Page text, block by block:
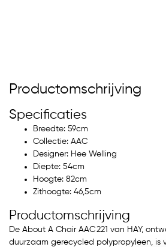
Productomschrijving
Specificaties
Breedte: 59cm
Collectie: AAC
Designer: Hee Welling
Diepte: 54cm
Hoogte: 82cm
Zithoogte: 46,5cm
Productomschrijving
De About A Chair AAC 221 van HAY,
duurzaam gerecycled polypropyleen, is